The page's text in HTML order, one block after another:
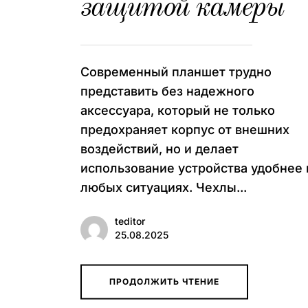
защитой камеры
Современный планшет трудно
представить без надежного
аксессуара, который не только
предохраняет корпус от внешних
воздействий, но и делает
использование устройства удобнее
любых ситуациях. Чехлы...
teditor
25.08.2025
ПРОДОЛЖИТЬ ЧТЕНИЕ